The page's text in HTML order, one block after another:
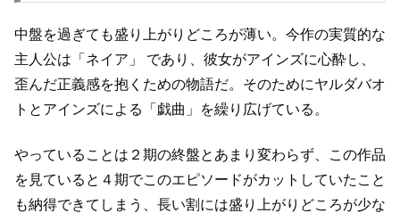
中盤を過ぎても盛り上がりどころが薄い。 今作の実質的な
主人公は「ネイア」 であり、 彼女がアインズに心酔し、
歪んだ正義感を抱くための物語だ。 そのためにヤルダバオ
トとアインズによる「戯曲」を繰り広げている。
やっていることは２期の終盤とあまり変わらず、
この作品
を見ていると４期でこのエピソードがカットしていたこと
も納得できてしまう、長い割には盛り上がりどころが少な